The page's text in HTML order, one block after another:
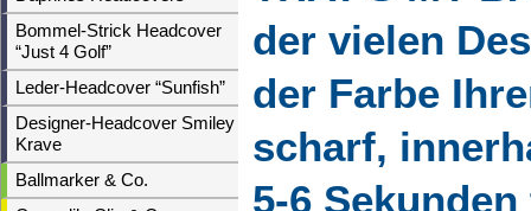
Bommel-Strick Headcover
“Just 4 Golf”
Leder-Headcover “Sunfish”
Designer-Headcover Smiley &
Krave
Ballmarker & Co.
der vielen
der Farbe
scharf,
5-6